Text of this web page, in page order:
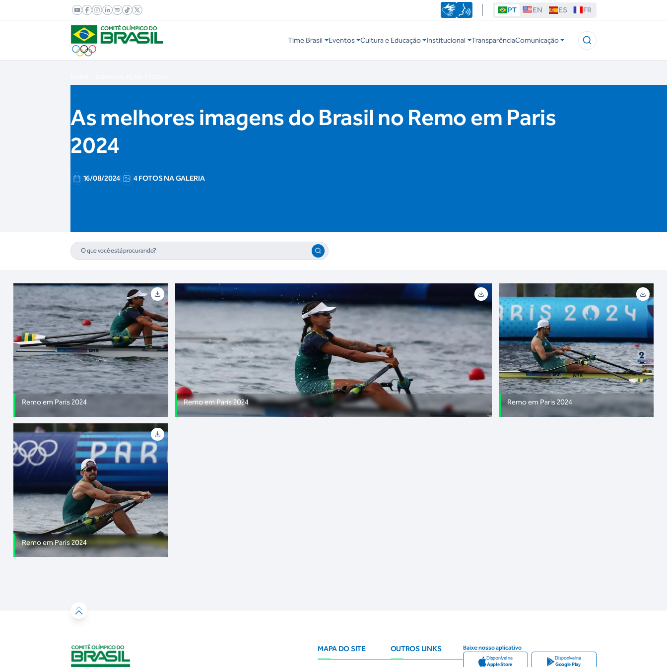
PT EN ES FR
Time Brasil Eventos Cultura e Educação Institucional TransparênciaComunicação
As melhores imagens do Brasil no Remo em Paris
2024
16/08/2024 4 FOTOS NA GALERIA
Remo em Paris 2024 Remo em Paris 2024 Remo em Paris 2024
Remo em Paris 2024
MAPA DO SITE OUTROS LINKS Baixe nosso aplicativo
Disponível na
Apple Store
Disponível na
Google Play